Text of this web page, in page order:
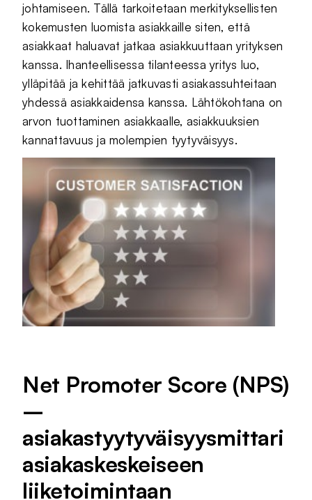
johtamiseen. Tällä tarkoitetaan merkityksellisten
kokemusten luomista asiakkaille siten, että
asiakkaat haluavat jatkaa asiakkuuttaan yrityksen
kanssa. Ihanteellisessa tilanteessa yritys luo,
ylläpitää ja kehittää jatkuvasti asiakassuhteitaan
yhdessä asiakkaidensa kanssa. Lähtökohtana on
arvon tuottaminen asiakkaalle, asiakkuuksien
kannattavuus ja molempien tyytyväisyys.
Net Promoter Score (NPS)
–
asiakastyytyväisyysmittari
asiakaskeskeiseen
liiketoimintaan